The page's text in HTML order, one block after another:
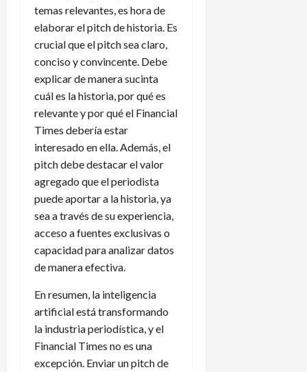
temas relevantes, es hora de
elaborar el pitch de historia. Es
crucial que el pitch sea claro,
conciso y convincente. Debe
explicar de manera sucinta
cuál es la historia, por qué es
relevante y por qué el Financial
Times debería estar
interesado en ella. Además, el
pitch debe destacar el valor
agregado que el periodista
puede aportar a la historia, ya
sea a través de su experiencia,
acceso a fuentes exclusivas o
capacidad para analizar datos
de manera efectiva.
En resumen, la inteligencia
artificial está transformando
la industria periodística, y el
Financial Times no es una
excepción. Enviar un pitch de